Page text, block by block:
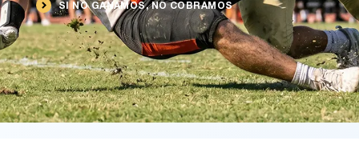
SI NO GANAMOS, NO COBRAMOS